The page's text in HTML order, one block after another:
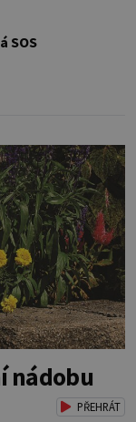
SOS
nádobu
PŘEHRÁT